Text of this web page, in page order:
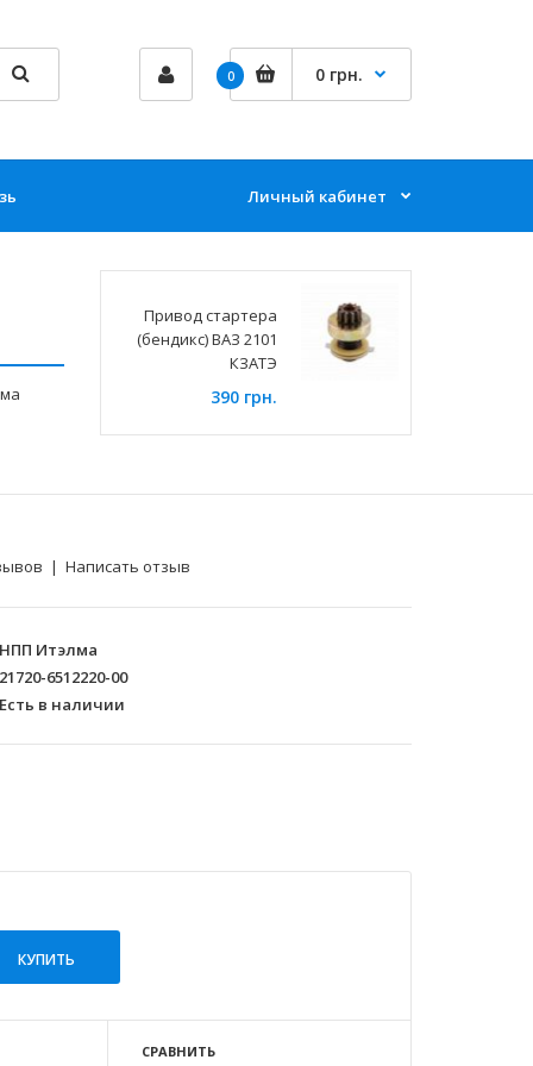
0 0 грн.
Личный кабинет
Привод стартера
(бендикс) ВАЗ 2101
КЗАТЭ
390 грн.
| Написать отзыв
НПП Итэлма
6512220-00
в наличии
СРАВНИТЬ